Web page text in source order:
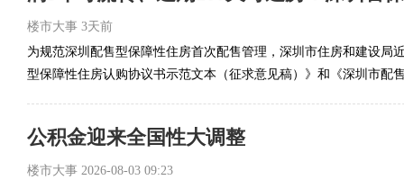
楼市大事 3天前
为规范深圳配售型保障性住房首次配售管理，深圳市住房和建设局
型保障性住房认购协议书示范文本（征求意见稿）》和《深圳市配
公积金迎来全国性大调整
楼市大事 2026-08-03 09:23